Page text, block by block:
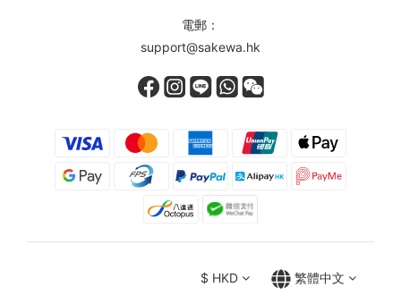
電郵：
support@sakewa.hk
$ HKD 繁體中文